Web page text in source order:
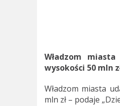
Władzom
wysokości 50 mln
Władzom miasta
mln zł – podaje